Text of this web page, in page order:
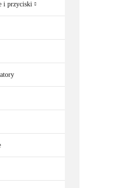
i przyciski